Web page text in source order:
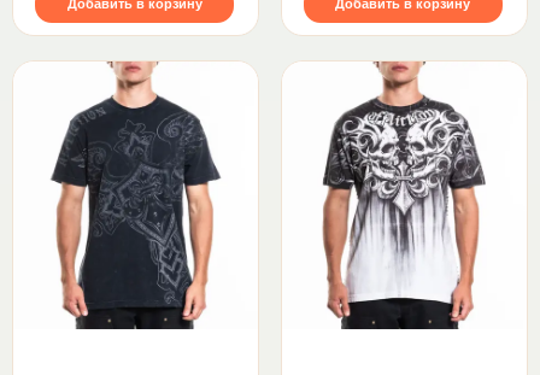
Добавить в корзину Добавить в корзину